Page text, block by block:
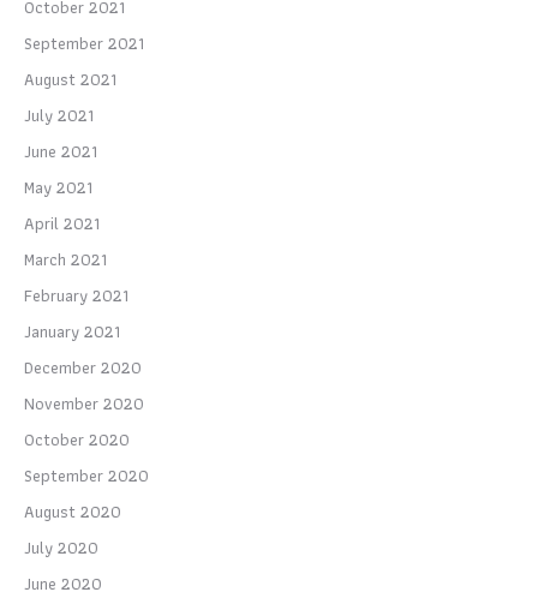
October 2021
September 2021
August 2021
July 2021
June 2021
May 2021
April 2021
March 2021
February 2021
January 2021
December 2020
November 2020
October 2020
September 2020
August 2020
July 2020
June 2020